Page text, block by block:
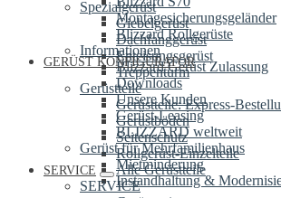
Spezialgerüst
Giebelgerüst
Dachfanggerüst
Enteisungsgerüst
Treppenturm
Gerüstteile
Gerüstteile: Express-
Gerüstböden
Seitenschutz
Rollgerüst-Einzelteile
Alle Gerüstteile
Montagesicherungsgeländer
Blizzard Rollgerüste
Informationen
Blizzard Gerüst Zulassung
Downloads
Unsere Kunden
Gerüst-Leasing
BLIZZARD weltweit
Gerüst für Mehrfamilienhaus
Mietminderung
Instandhaltung &
GERÜST KONFIGURATOR
SERVICE
SERVICE